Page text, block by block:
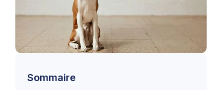
Sommaire